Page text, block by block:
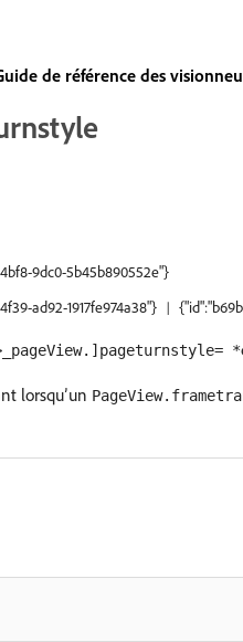
de référence des
9dc0-5b45b890552e"}
ad92-1917fe974a38"}
*
lorsqu’un